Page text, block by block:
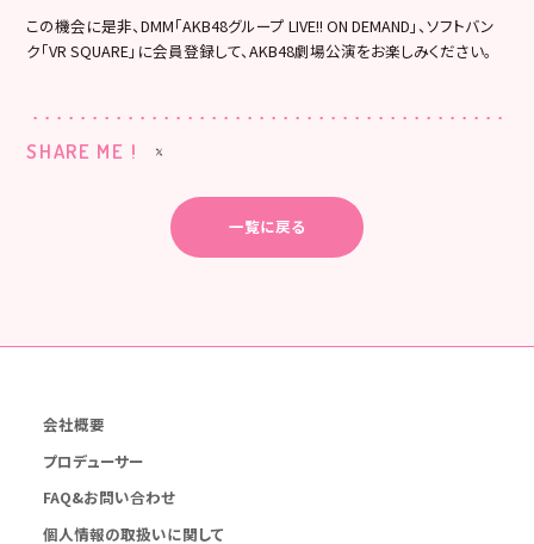
この機会に是非、DMM「AKB48グループ LIVE!! ON DEMAND」、ソフトバン
ク「VR SQUARE」に会員登録して、AKB48劇場公演をお楽しみください。
SHARE ME !
一覧に戻る
会社概要
プロデューサー
FAQ&お問い合わせ
個人情報の取扱いに関して